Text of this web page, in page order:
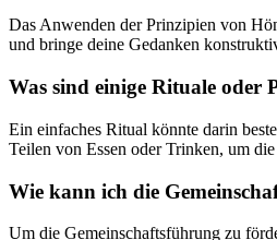
Das Anwenden der Prinzipien von
und bringe deine Gedanken
Was sind​ einige Rituale
Ein einfaches Ritual⁣ könnte darin
Teilen von Essen oder Trinken, um
Wie kann ich ‌die
Um die Gemeinschaftsführung zu